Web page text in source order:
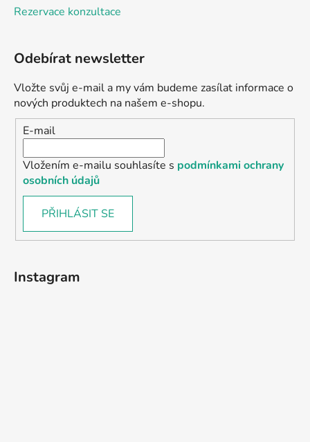
Rezervace konzultace
Odebírat newsletter
Vložte svůj e-mail a my vám budeme zasílat informace o
nových produktech na našem e-shopu.
E-mail
Vložením e-mailu souhlasíte s podmínkami ochrany
osobních údajů
PŘIHLÁSIT SE
Instagram